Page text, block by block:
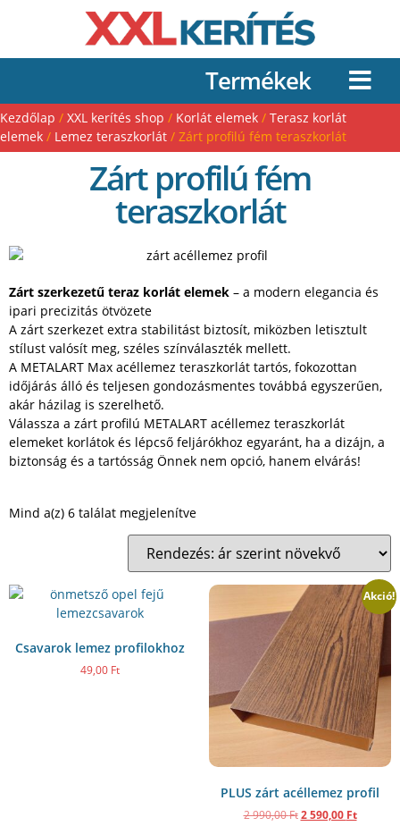
Termékek
Kezdőlap / XXL kerítés shop / Korlát elemek / Terasz korlát
elemek / Lemez teraszkorlát / Zárt profilú fém teraszkorlát
Zárt profilú fém
teraszkorlát
Zárt szerkezetű teraz korlát elemek – a modern elegancia és
ipari precizitás ötvözete
A zárt szerkezet extra stabilitást biztosít, miközben letisztult
stílust valósít meg, széles színválaszték mellett.
A METALART Max acéllemez teraszkorlát tartós, fokozottan
időjárás álló és teljesen gondozásmentes továbbá egyszerűen,
akár házilag is szerelhető.
Válassza a zárt profilú METALART acéllemez teraszkorlát
elemeket korlátok és lépcső feljárókhoz egyaránt, ha a dizájn, a
biztonság és a tartósság Önnek nem opció, hanem elvárás!
Mind a(z) 6 találat megjelenítve
Csavarok lemez profilokhoz
49,00 Ft
Akció!
PLUS zárt acéllemez profil
2 990,00Ft 2 590,00 Ft